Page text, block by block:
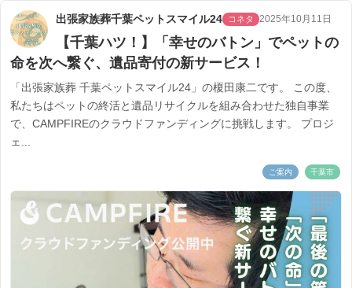
出張家族葬千葉ペットスマイル24 コネタ 2025年10月11日
【千葉ハツ！】「幸せのバトン」でペットの
命を次へ繋ぐ、遺品寄付の新サービス！
「出張家族葬 千葉ペットスマイル24」の榎田康二です。 この度、
私たちはペットの終活と遺品リサイクルを組み合わせた独自事業
で、CAMPFIREのクラウドファンディングに挑戦します。 プロジ
ェ...
ご案内 千葉市